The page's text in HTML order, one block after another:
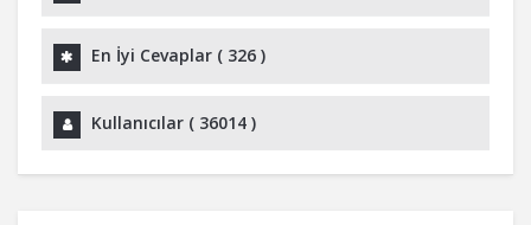
En İyi Cevaplar ( 326 )
Kullanıcılar ( 36014 )